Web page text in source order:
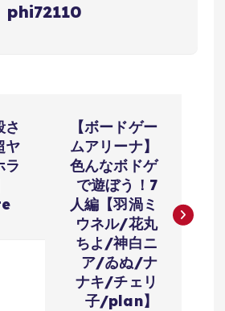
phi72110
さ
ヤ
ラ
【ボードゲー
ムアリーナ】
色んなボドゲ
で遊ぼう！7
人編【羽渦ミ
ウネル/花丸
ちよ/神白ニ
ア/ゐぬ/ナ
ナキ/チェリ
子/plan】